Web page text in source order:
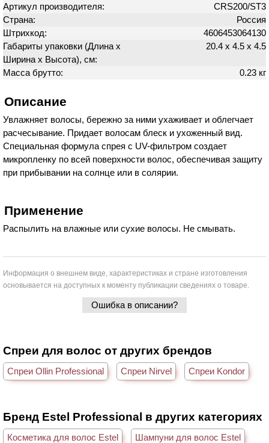
Артикул производителя:
CRS200/ST3
Страна:
Россия
Штрихкод:
4606453064130
Габариты упаковки (Длина х
Ширина х Высота), см:
20.4 х 4.5 х 4.5
Масса брутто: 0.23 кг
Описание
Увлажняет волосы, бережно за ними ухаживает и облегчает
расчесывание. Придает волосам блеск и ухоженный вид.
Специальная формула спрея с UV-фильтром создает
микропленку по всей поверхности волос, обеспечивая защиту
при прибывании на солнце или в солярии.
Применение
Распылить на влажные или сухие волосы. Не смывать.
Информация о внешнем виде, характеристиках и стране изготовления
основывается на доступных к моменту публикации сведениях о товаре.
Ошибка в описании?
Спреи для волос от других брендов
Спреи Ollin Professional Спреи Nirvel Спреи Kondor
Бренд Estel Professional в других категориях
Косметика для волос Estel Шампуни для волос Estel